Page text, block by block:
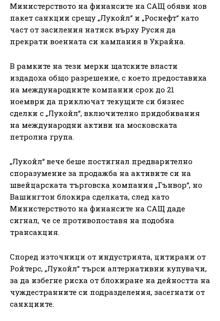
Министерството на финансите на САЩ обяви нов
пакет санкции срещу „Лукойл“ и „Роснефт“ като
част от засиления натиск върху Русия да
прекрати военната си кампания в Украйна.
В рамките на тези мерки щатските власти
издадоха общо разрешение, с което предоставиха
на международните компании срок до 21
ноември да приключат текущите си бизнес
сделки с „Лукойл“, включително придобивания
на международни активи на московската
петролна група.
„Лукойл“ вече беше постигнал предварително
споразумение за продажба на активите си на
швейцарската търговска компания „Гънвор“, но
Вашингтон блокира сделката, след като
Министерството на финансите на САЩ даде
сигнал, че се противопоставя на подобна
трансакция.
Според източници от индустрията, цитирани от
Ройтерс, „Лукойл“ търси алтернативни купувачи,
за да избегне риска от блокиране на дейността на
чуждестранните си подразделения, засегнати от
санкциите.